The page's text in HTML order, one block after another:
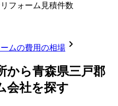
フォーム見積件数
ムの費用の相場 chevron_right
から青森県三戸郡
会社を探す